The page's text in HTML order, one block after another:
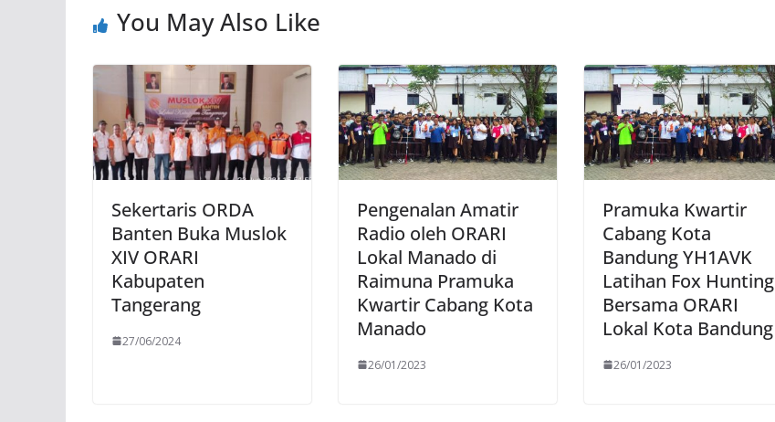
You May Also Like
Sekertaris ORDA
Banten Buka Muslok
XIV ORARI
Kabupaten
Tangerang
27/06/2024
Pengenalan Amatir
Radio oleh ORARI
Lokal Manado di
Raimuna Pramuka
Kwartir Cabang Kota
Manado
26/01/2023
Pramuka Kwartir
Cabang Kota
Bandung YH1AVK
Latihan Fox Hunting
Bersama ORARI
Lokal Kota Bandung
26/01/2023